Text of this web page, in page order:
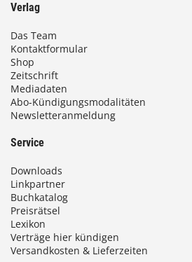
€
Verlag
Das Team
Kontaktformular
Shop
Zeitschrift
Mediadaten
Abo-Kündigungsmodalitäten
Newsletteranmeldung
Service
Downloads
Linkpartner
Buchkatalog
Preisrätsel
Lexikon
Verträge hier kündigen
Versandkosten & Lieferzeiten